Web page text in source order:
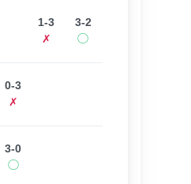
1-3
✗
3-2
◯
0-3
✗
3-0
◯